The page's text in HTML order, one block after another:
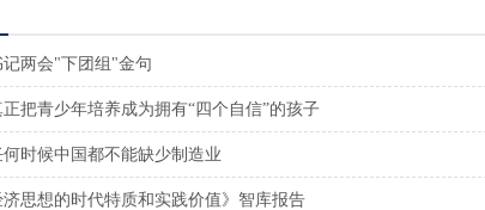
记两会"下团组"金句
把青少年培养成为拥有“四个自信”的孩子
时候中国都不能缺少制造业
济思想的时代特质和实践价值》智库报告